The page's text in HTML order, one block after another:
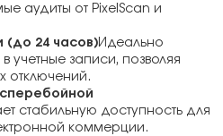
аудиты от PixelScan и
(до 24 часов)Идеально
учетные записи, позволяя
отключений.
стабильную доступность для
коммерции.